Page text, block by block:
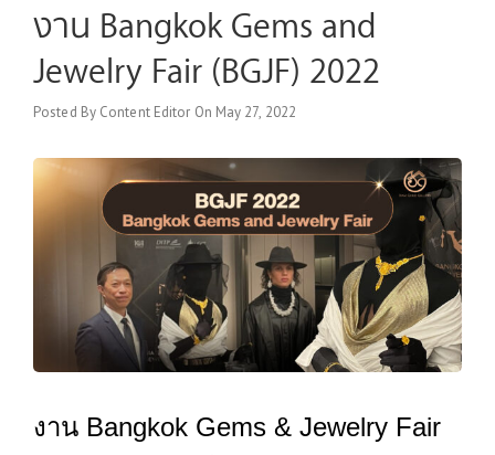
งาน Bangkok Gems and
Jewelry Fair (BGJF) 2022
Posted By Content Editor On May 27, 2022
งาน Bangkok Gems & Jewelry Fair